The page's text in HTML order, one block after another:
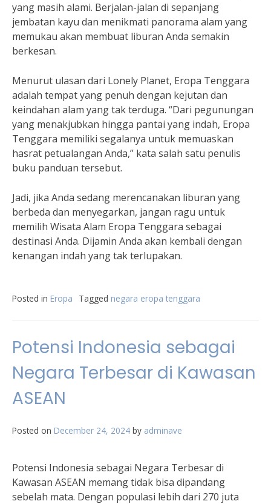
yang masih alami. Berjalan-jalan di sepanjang
jembatan kayu dan menikmati panorama alam yang
memukau akan membuat liburan Anda semakin
berkesan.
Menurut ulasan dari Lonely Planet, Eropa Tenggara
adalah tempat yang penuh dengan kejutan dan
keindahan alam yang tak terduga. “Dari pegunungan
yang menakjubkan hingga pantai yang indah, Eropa
Tenggara memiliki segalanya untuk memuaskan
hasrat petualangan Anda,” kata salah satu penulis
buku panduan tersebut.
Jadi, jika Anda sedang merencanakan liburan yang
berbeda dan menyegarkan, jangan ragu untuk
memilih Wisata Alam Eropa Tenggara sebagai
destinasi Anda. Dijamin Anda akan kembali dengan
kenangan indah yang tak terlupakan.
Posted in Eropa Tagged negara eropa tenggara
Potensi Indonesia sebagai
Negara Terbesar di Kawasan
ASEAN
Posted on December 24, 2024 by adminave
Potensi Indonesia sebagai Negara Terbesar di
Kawasan ASEAN memang tidak bisa dipandang
sebelah mata. Dengan populasi lebih dari 270 juta